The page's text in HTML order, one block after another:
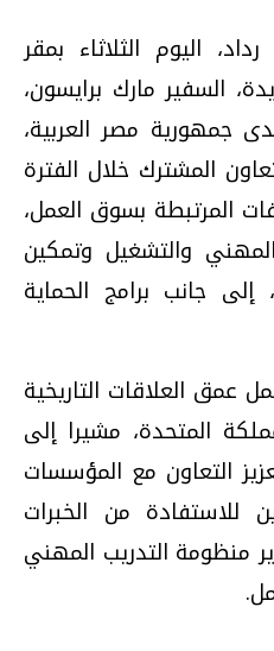
اليوم الثلاثاء بمقر
السفير مارك برايسون،
جمهورية مصر العربية،
المشترك خلال الفترة
المرتبطة بسوق العمل،
والتشغيل وتمكين
جانب برامج الحماية
عمق العلاقات التاريخية
المتحدة، مشيرا إلى
التعاون مع المؤسسات
للاستفادة من الخبرات
منظومة التدريب المهني